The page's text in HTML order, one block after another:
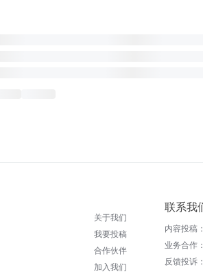
关于我们
我要投稿
合作伙伴
加入我们
联系我
内容投稿
业务合作
反馈投诉